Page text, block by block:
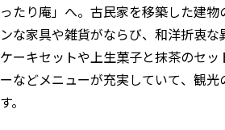
ったり庵」へ。古民家を移築した建
ンな家具や雑貨がならび、和洋折衷な
ケーキセットや上生菓子と抹茶のセ
ーなどメニューが充実していて、観
す。